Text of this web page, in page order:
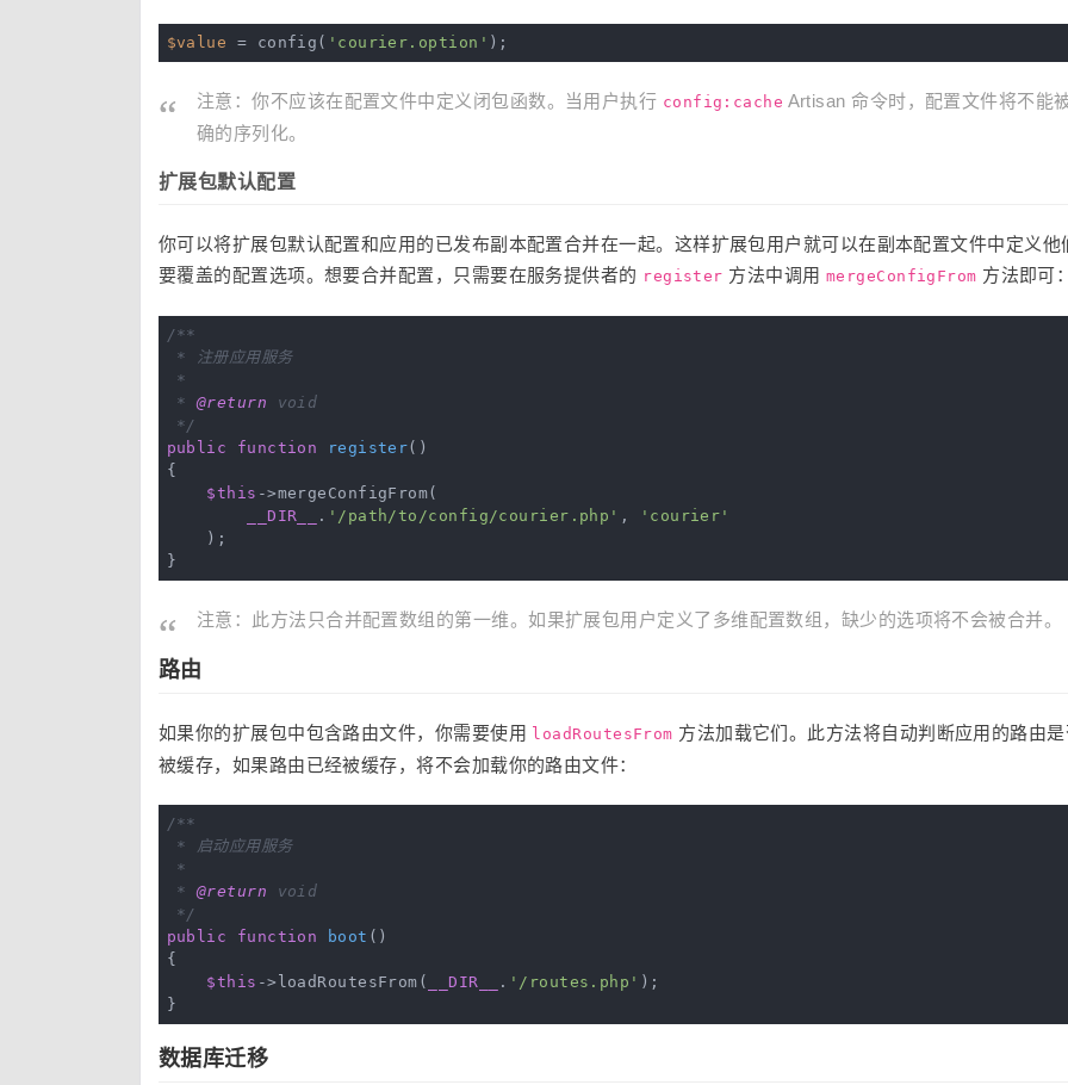
$value = config( 'courier.option'
注意：你不应该在配置文件中定义闭包函数。当用户执行 config:cache Artisan 命令时，配置文件将不能
确的序列化。
扩展包默认配置
你可以将扩展包默认配置和应用的已发布副本配置合并在一起。这样扩展包用户就可以在副本配置文件中定义他
要覆盖的配置选项。想要合并配置，只需要在服务提供者的 register 方法中调用 mergeConfigFrom 方法即可
/**
* 注册应用服务
*
* @return void
*/
public
function register()
{
$this ->mergeConfigFrom(
__DIR__
. '/path/to/config/courier.php' ,
'courier'
    );
注意：此方法只合并配置数组的第一维。如果扩展包用户定义了多维配置数组，缺少的选项将不会被合并。
路由
如果你的扩展包中包含路由文件，你需要使用 loadRoutesFrom 方法加载它们。此方法将自动判断应用的路由
被缓存，如果路由已经被缓存，将不会加载你的路由文件：
/**
* 启动应用服务
*
* @return void
*/
public
function boot ()
{
$this ->loadRoutesFrom( __DIR__ . '/routes.php' );
数据库迁移